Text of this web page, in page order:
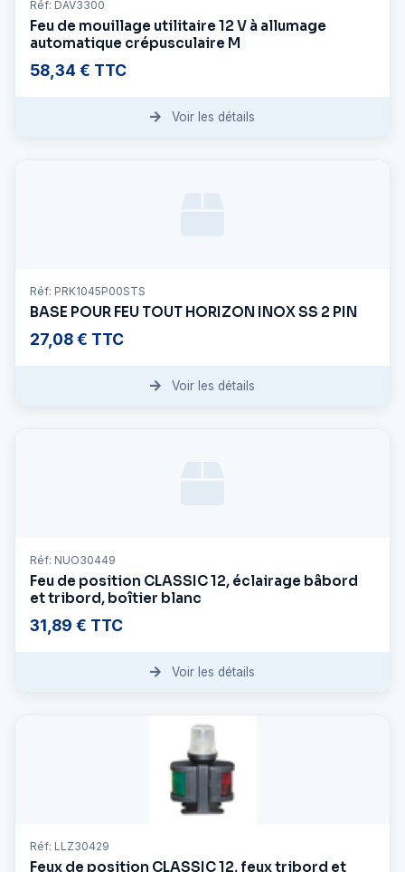
Réf: DAV3300
Feu de mouillage utilitaire 12 V à allumage
automatique crépusculaire M
58,34 € TTC
Voir les détails
Réf: PRK1045P00STS
BASE POUR FEU TOUT HORIZON INOX SS 2 PIN
27,08 € TTC
Voir les détails
Réf: NUO30449
Feu de position CLASSIC 12, éclairage bâbord
et tribord, boîtier blanc
31,89 € TTC
Voir les détails
Réf: LLZ30429
Feux de position CLASSIC 12, feux tribord et